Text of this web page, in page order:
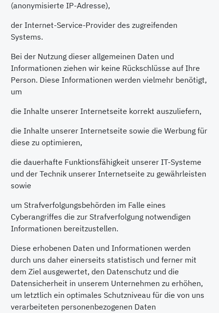
(anonymisierte IP-Adresse),
der Internet-Service-Provider des zugreifenden
Systems.
Bei der Nutzung dieser allgemeinen Daten und
Informationen ziehen wir keine Rückschlüsse auf Ihre
Person. Diese Informationen werden vielmehr benötigt,
um
die Inhalte unserer Internetseite korrekt auszuliefern,
die Inhalte unserer Internetseite sowie die Werbung für
diese zu optimieren,
die dauerhafte Funktionsfähigkeit unserer IT-Systeme
und der Technik unserer Internetseite zu gewährleisten
sowie
um Strafverfolgungsbehörden im Falle eines
Cyberangriffes die zur Strafverfolgung notwendigen
Informationen bereitzustellen.
Diese erhobenen Daten und Informationen werden
durch uns daher einerseits statistisch und ferner mit
dem Ziel ausgewertet, den Datenschutz und die
Datensicherheit in unserem Unternehmen zu erhöhen,
um letztlich ein optimales Schutzniveau für die von uns
verarbeiteten personenbezogenen Daten